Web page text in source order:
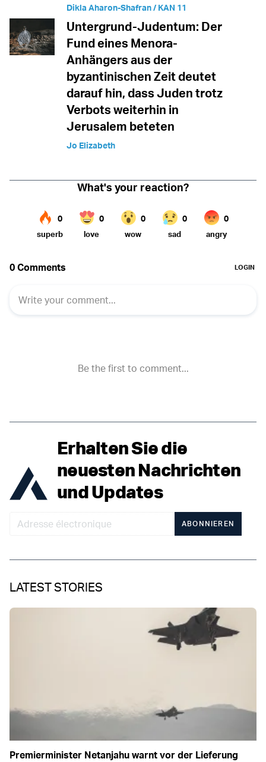
Dikla Aharon-Shafran / KAN 11
Untergrund-Judentum: Der
Fund eines Menora-
Anhängers aus der
byzantinischen Zeit deutet
darauf hin, dass Juden trotz
Verbots weiterhin in
Jerusalem beteten
Jo Elizabeth
Erhalten Sie die
neuesten Nachrichten
und Updates
ABONNIEREN
LATEST STORIES
Premierminister Netanjahu warnt vor der Lieferung